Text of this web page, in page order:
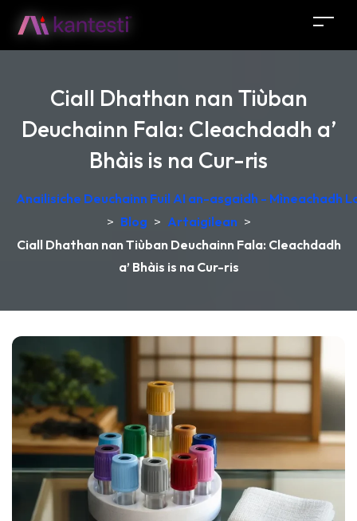
Ciall Dhathan nan Tiùban
Deuchainn Fala: Cleachdadh a’
Bhàis is na Cur-ris
Anailisiche Deuchainn Fuil AI an-asgaidh - Mìneachadh
> Blog > Artaigilean >
Ciall Dhathan nan Tiùban Deuchainn Fala: Cleachdadh
a’ Bhàis is na Cur-ris